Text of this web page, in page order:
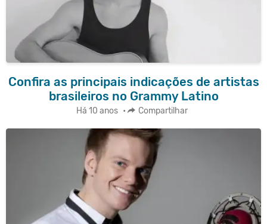
Confira as principais indicações de artistas
brasileiros no Grammy Latino
Há 10 anos • Compartilhar